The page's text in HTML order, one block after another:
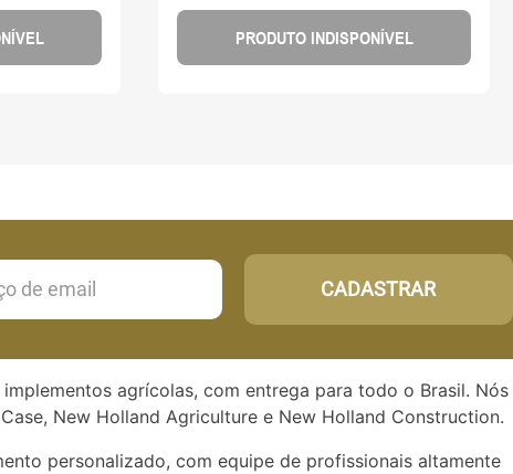
PRODUTO INDISPONÍVEL
CADASTRAR
agrícolas, com entrega para todo o Brasil. Nós
New Holland Agriculture e New Holland Construction.
personalizado, com equipe de profissionais altamente